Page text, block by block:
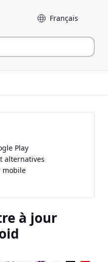
Langue
à jour
Play
alternatives
mobile